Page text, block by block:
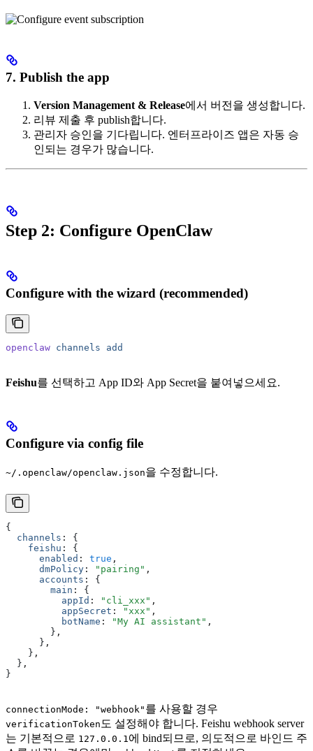
7. Publish the app
Version Management & Release에서 버전을 생성합니다.
리뷰 제출 후 publish합니다.
관리자 승인을 기다립니다. 엔터프라이즈 앱은 자동 승
인되는 경우가 많습니다.
Step 2: Configure OpenClaw
Configure with the wizard (recommended)
openclaw channels add
Feishu를 선택하고 App ID와 App Secret을 붙여넣으세요.
Configure via config file
~/.openclaw/openclaw.json을 수정합니다.
{
  channels
:
{
    feishu
:
{
      enabled
: true ,
      dmPolicy
: "pairing" ,
      accounts
:
{
        main
:
{
          appId
: "cli_xxx" ,
          appSecret
: "xxx" ,
          botName
: "My AI assistant" ,
        }
,
      }
,
    }
,
  }
,
}
connectionMode: "webhook" 를 사용할 경우
verificationToken 도 설정해야 합니다. Feishu webhook server
는 기본적으로 127.0.0.1 에 bind되므로, 의도적으로 바인드 주